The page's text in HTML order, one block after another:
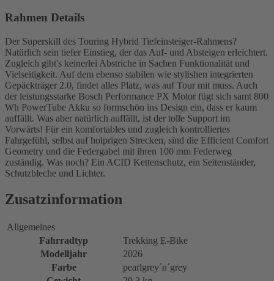
Rahmen Details
Der Superskill des Touring Hybrid Tiefeinsteiger-Rahmens?
Natürlich sein tiefer Einstieg, der das Auf- und Absteigen erleichtert.
Zugleich gibt's keinerlei Abstriche in Sachen Funktionalität und
Vielseitigkeit. Auf dem ebenso stabilen wie stylishen integrierten
Gepäckträger 2.0, findet alles Platz, was auf Tour mit muss. Auch
der leistungsstarke Bosch Performance PX Motor fügt sich samt 800
Wh PowerTube Akku so formschön ins Design ein, dass er kaum
auffällt. Was aber natürlich auffällt, ist der tolle Support im
Vorwärts! Für ein komfortables und zugleich kontrolliertes
Fahrgefühl, selbst auf holprigen Strecken, sind die Efficient Comfort
Geometry und die Federgabel mit ihren 100 mm Federweg
zuständig. Was noch? Ein ACID Kettenschutz, ein Seitenständer,
Schutzbleche und Lichter.
Zusatzinformation
Allgemeines
Fahrradtyp
Trekking E-Bike
Modelljahr
2026
Farbe
pearlgrey´n´grey